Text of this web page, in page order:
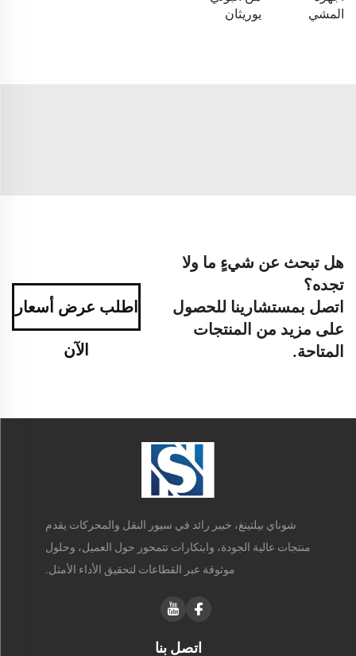
المشي
يوريثان
هل تبحث عن شيءٍ ما ولا
تجده؟
اتصل بمستشارينا للحصول
على مزيد من المنتجات
المتاحة.
اطلب عرض أسعار
الآن
شوناي بيلتينغ، خبير رائد في سيور النقل والمحركات يقدم
منتجات عالية الجودة، وابتكارات تتمحور حول العميل، وحلول
موثوقة عبر القطاعات لتحقيق الأداء الأمثل.
اتصل بنا